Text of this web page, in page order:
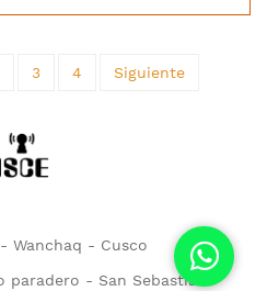
3 4 Siguiente
Wanchaq - Cusco
paradero - San Sebastián